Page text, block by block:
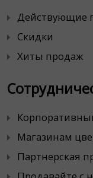
Действующие
Скидки
Хиты продаж
Магазинам
Партнерская